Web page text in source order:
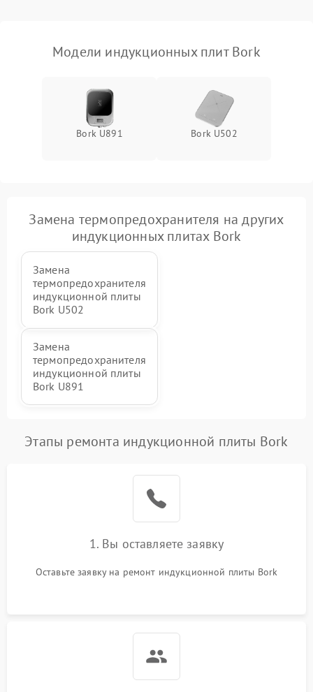
Модели индукционных плит Bork
Bork U891 Bork U502
Замена термопредохранителя на других
индукционных плитах Bork
Замена
термопредохранителя
индукционной плиты
Bork U502
Замена
термопредохранителя
индукционной плиты
Bork U891
Этапы ремонта индукционной плиты Bork
1. Вы оставляете заявку
Оставьте заявку на ремонт индукционной плиты Bork